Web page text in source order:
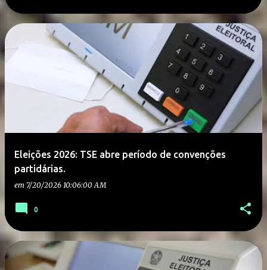
Eleições 2026: TSE abre período de convenções
partidárias.
em 7/20/2026 10:06:00 AM
0